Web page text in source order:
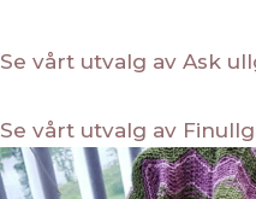
Se vårt utvalg av Ask
Se vårt utvalg av